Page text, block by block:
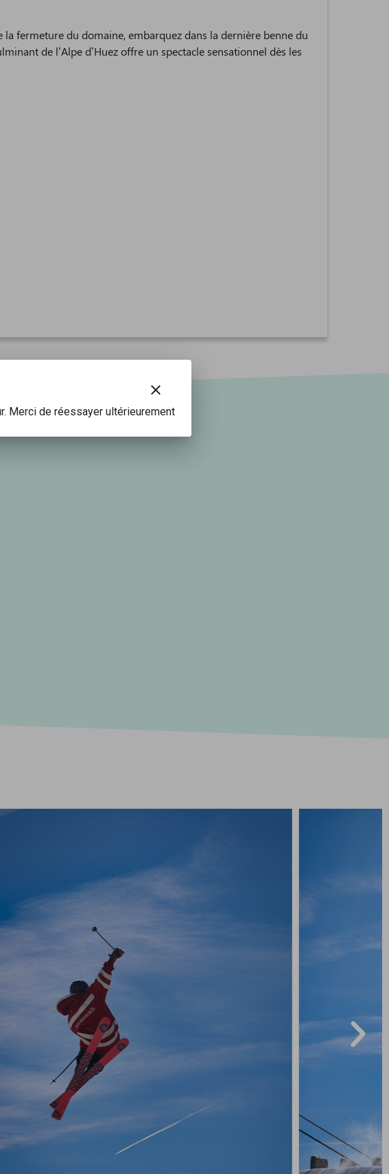
la fermeture du domaine, embarquez dans la dernière benne du
de l’Alpe d’Huez offre un spectacle sensationnel dès les
clear
Merci de réessayer ultérieurement